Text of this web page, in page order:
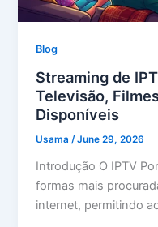
Blog
Streaming de
Televisão,
Disponíveis
Usama/June 29, 2026
Introdução O IPTV
formas mais
internet, permitindo